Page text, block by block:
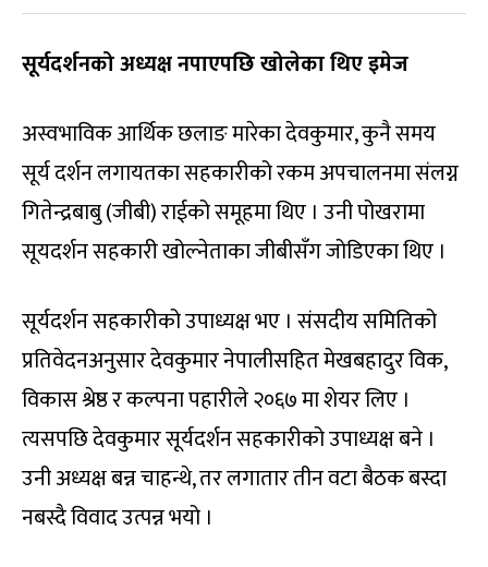
सूर्यदर्शनको अध्यक्ष नपाएपछि खोलेका थिए इमेज
अस्वभाविक आर्थिक छलाङ मारेका देवकुमार, कुनै समय
सूर्य दर्शन लगायतका सहकारीको रकम अपचालनमा संलग्न
गितेन्द्रबाबु (जीबी) राईको समूहमा थिए । उनी पोखरामा
सूयदर्शन सहकारी खोल्नेताका जीबीसँग जोडिएका थिए ।
सूर्यदर्शन सहकारीको उपाध्यक्ष भए । संसदीय समितिको
प्रतिवेदनअनुसार देवकुमार नेपालीसहित मेखबहादुर विक,
विकास श्रेष्ठ र कल्पना पहारीले २०६७ मा शेयर लिए ।
त्यसपछि देवकुमार सूर्यदर्शन सहकारीको उपाध्यक्ष बने ।
उनी अध्यक्ष बन्न चाहन्थे, तर लगातार तीन वटा बैठक बस्दा
नबस्दै विवाद उत्पन्न भयो ।